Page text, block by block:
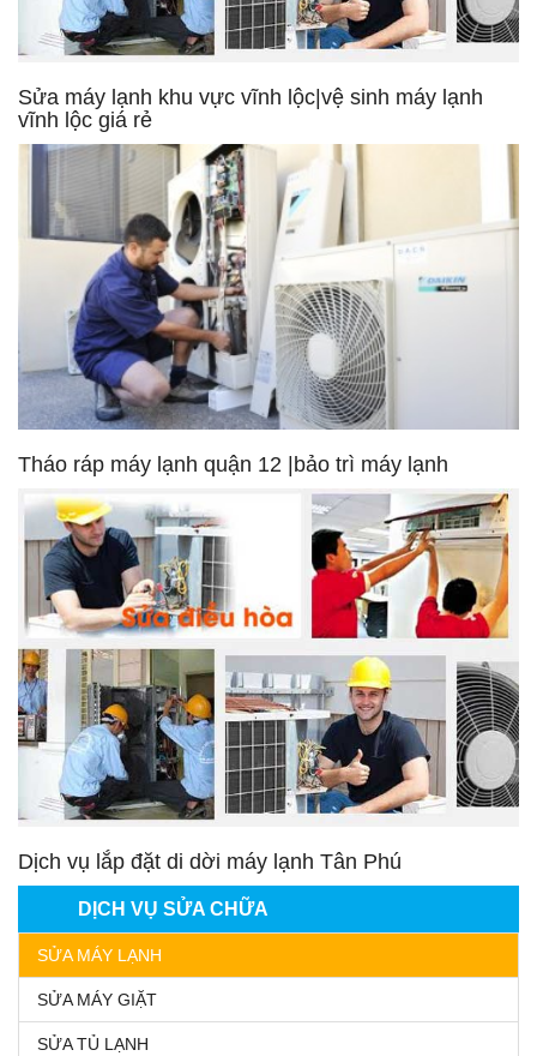
DỊCH VỤ SỬA CHỮA
SỬA MÁY LẠNH
SỬA MÁY GIẶT
SỬA TỦ LẠNH
Sửa máy lạnh khu vực vĩnh lộc|vệ sinh máy lạnh
vĩnh lộc giá rẻ
Tháo ráp máy lạnh quận 12 |bảo trì máy lạnh
Dịch vụ lắp đặt di dời máy lạnh Tân Phú